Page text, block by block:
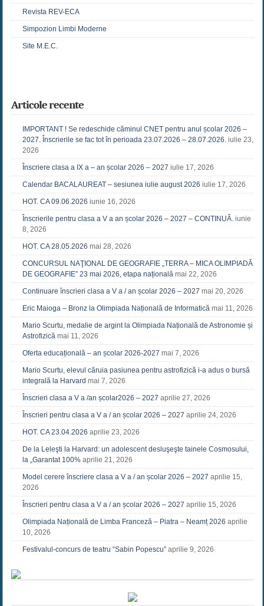
Revista REV-ECA
Simpozion Limbi Moderne
Site M.E.C.
Articole recente
IMPORTANT ! Se redeschide căminul CNET pentru anul școlar 2026 –
2027. Înscrierile se fac tot în perioada 23.07.2026 – 28.07.2026. iulie 23,
2026
Înscriere clasa a IX a – an școlar 2026 – 2027 iulie 17, 2026
Calendar BACALAUREAT – sesiunea iulie august 2026 iulie 17, 2026
HOT. CA 09.06.2026 iunie 16, 2026
Înscrierile pentru clasa a V a an școlar 2026 – 2027 – CONTINUĂ. iunie
8, 2026
HOT. CA 28.05.2026 mai 28, 2026
CONCURSUL NAŢIONAL DE GEOGRAFIE „TERRA – MICA OLIMPIADĂ
DE GEOGRAFIE” 23 mai 2026, etapa națională mai 22, 2026
Continuare înscrieri clasa a V a / an școlar 2026 – 2027 mai 20, 2026
Eric Maioga – Bronz la Olimpiada Națională de Informatică mai 11, 2026
Mario Scurtu, medalie de argint la Olimpiada Națională de Astronomie și
Astrofizică mai 11, 2026
Oferta educațională – an școlar 2026-2027 mai 7, 2026
Mario Scurtu, elevul căruia pasiunea pentru astrofizică i-a adus o bursă
integrală la Harvard mai 7, 2026
Înscrieri clasa a V a /an școlar2026 – 2027 aprilie 27, 2026
Înscrieri pentru clasa a V a / an școlar 2026 – 2027 aprilie 24, 2026
HOT. CA 23.04.2026 aprilie 23, 2026
De la Leleşti la Harvard: un adolescent desluşeşte tainele Cosmosului,
la „Garantat 100% aprilie 21, 2026
Model cerere înscriere clasa a V a / an școlar 2026 – 2027 aprilie 15,
2026
Înscrieri pentru clasa a V a / an școlar 2026 – 2027 aprilie 15, 2026
Olimpiada Națională de Limba Franceză – Piatra – Neamț 2026 aprilie
10, 2026
Festivalul-concurs de teatru “Sabin Popescu” aprilie 9, 2026